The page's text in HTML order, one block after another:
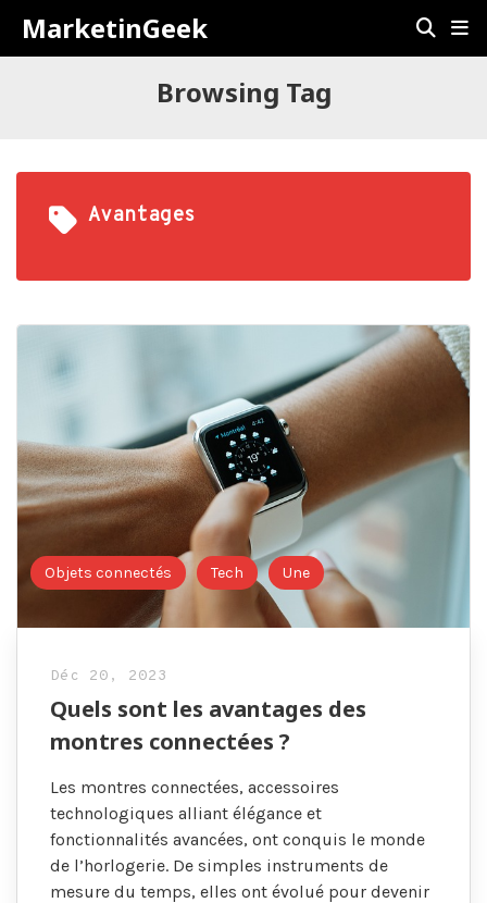
MarketinGeek
Browsing Tag
Avantages
Objets connectés Tech Une
Déc 20, 2023
Quels sont les avantages des
montres connectées ?
Les montres connectées, accessoires
technologiques alliant élégance et
fonctionnalités avancées, ont conquis le monde
de l’horlogerie. De simples instruments de
mesure du temps, elles ont évolué pour devenir